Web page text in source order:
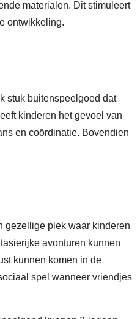
materialen. Dit stimuleert
ontwikkeling.
stuk buitenspeelgoed dat
kinderen het gevoel van
en coördinatie. Bovendien
gezellige plek waar kinderen
avonturen kunnen
kunnen komen in de
spel wanneer vriendjes